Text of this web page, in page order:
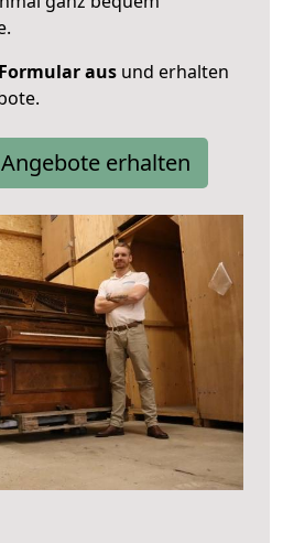
aus und erhalten
erhalten